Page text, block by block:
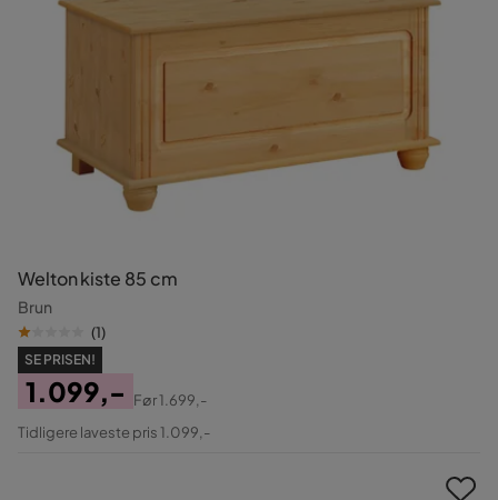
Welton kiste 85 cm
Brun
(1)
SE PRISEN!
Pris
1.099,-
Original
Før1.699,-
Tidligere laveste pris 1.099,-